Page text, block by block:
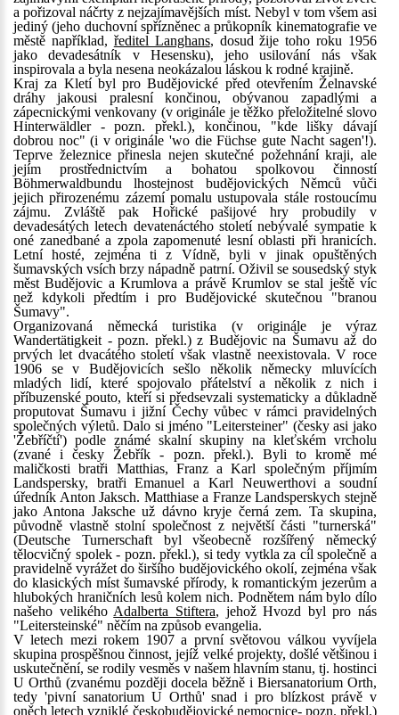
a pořizoval náčrty z nejzajímavějších míst. Nebyl v tom všem asi
jediný (jeho duchovní spřízněnec a průkopník kinematografie ve
městě například, ředitel Langhans, dosud žije toho roku 1956
jako devadesátník v Hesensku), jeho usilování nás však
inspirovala a byla nesena neokázalou láskou k rodné krajině.
Kraj za Kletí byl pro Budějovické před otevřením Želnavské
dráhy jakousi pralesní končinou, obývanou zapadlými a
zápecnickými venkovany (v originále je těžko přeložitelné slovo
Hinterwäldler - pozn. překl.), končinou, "kde lišky dávají
dobrou noc" (i v originále 'wo die Füchse gute Nacht sagen'!).
Teprve železnice přinesla nejen skutečné požehnání kraji, ale
jejím prostřednictvím a bohatou spolkovou činností
Böhmerwaldbundu lhostejnost budějovických Němců vůči
jejich přirozenému zázemí pomalu ustupovala stále rostoucímu
zájmu. Zvláště pak Hořické pašijové hry probudily v
devadesátých letech devatenáctého století nebývalé sympatie k
oné zanedbané a zpola zapomenuté lesní oblasti při hranicích.
Letní hosté, zejména ti z Vídně, byli v jinak opuštěných
šumavských vsích brzy nápadně patrní. Oživil se sousedský styk
měst Budějovic a Krumlova a právě Krumlov se stal ještě víc
než kdykoli předtím i pro Budějovické skutečnou "branou
Šumavy".
Organizovaná německá turistika (v originále je výraz
Wandertätigkeit - pozn. překl.) z Budějovic na Šumavu až do
prvých let dvacátého století však vlastně neexistovala. V roce
1906 se v Budějovicích sešlo několik německy mluvících
mladých lidí, které spojovalo přátelství a několik z nich i
příbuzenské pouto, kteří si předsevzali systematicky a důkladně
proputovat Šumavu i jižní Čechy vůbec v rámci pravidelných
společných výletů. Dalo si jméno "Leitersteiner" (česky asi jako
'Žebříčtí') podle známé skalní skupiny na kleťském vrcholu
(zvané i česky Žebřík - pozn. překl.). Byli to kromě mé
maličkosti bratři Matthias, Franz a Karl společným příjmím
Landspersky, bratři Emanuel a Karl Neuwerthovi a soudní
úředník Anton Jaksch. Matthiase a Franze Landsperskych stejně
jako Antona Jaksche už dávno kryje černá zem. Ta skupina,
původně vlastně stolní společnost z největší části "turnerská"
(Deutsche Turnerschaft byl všeobecně rozšířený německý
tělocvičný spolek - pozn. překl.), si tedy vytkla za cíl společně a
pravidelně vyrážet do širšího budějovického okolí, zejména však
do klasických míst šumavské přírody, k romantickým jezerům a
hlubokých hraničních lesů kolem nich. Podnětem nám bylo dílo
našeho velikého Adalberta Stiftera, jehož Hvozd byl pro nás
"Leitersteinské" něčím na způsob evangelia.
V letech mezi rokem 1907 a první světovou válkou vyvíjela
skupina prospěšnou činnost, jejíž velké projekty, došlé většinou i
uskutečnění, se rodily vesměs v našem hlavním stanu, tj. hostinci
U Orthů (zvanému později docela běžně i Biersanatorium Orth,
tedy 'pivní sanatorium U Orthů' snad i pro blízkost právě v
oněch letech vzniklé českobudějovické nemocnice- pozn. překl.)